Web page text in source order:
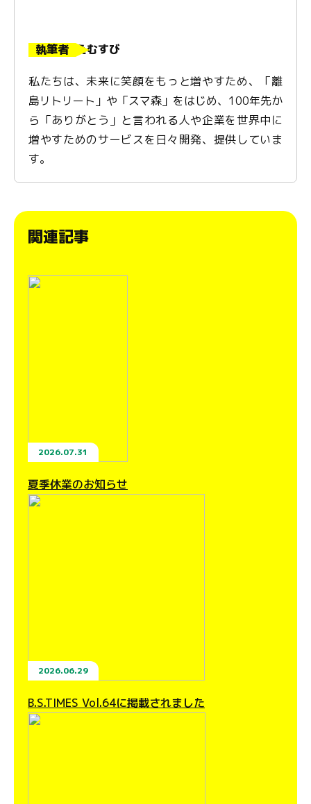
執筆者 えむすび
私たちは、未来に笑顔をもっと増やすため、「離
島リトリート」や「スマ森」をはじめ、100年先か
ら「ありがとう」と言われる人や企業を世界中に
増やすためのサービスを日々開発、提供していま
す。
関連記事
2026.07.31
夏季休業のお知らせ
2026.06.29
B.S.TIMES Vol.64に掲載されました